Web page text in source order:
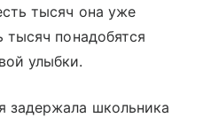
тысяч она уже
тысяч понадобятся
улыбки.
задержала школьника